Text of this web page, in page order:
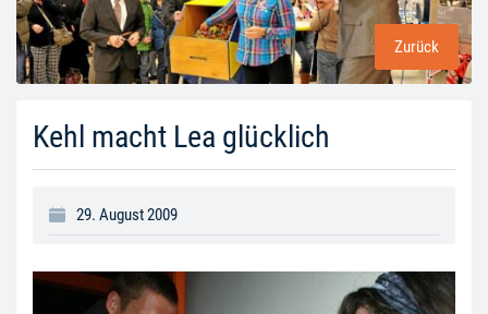
Kehl macht Lea glücklich
Zurück
29. August 2009